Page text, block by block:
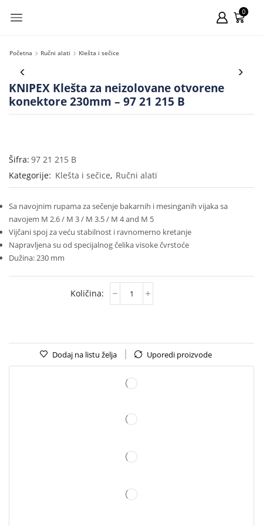
0
Početna Ručni alati Klešta i sečice
KNIPEX Klešta za neizolovane otvorene
konektore 230mm – 97 21 215 B
Šifra: 97 21 215 B
Kategorije: Klešta i sečice, Ručni alati
Sa navojnim rupama za sečenje bakarnih i mesinganih vijaka sa
navojem M 2.6 / M 3 / M 3.5 / M 4 and M 5
Vijčani spoj za veću stabilnost i ravnomerno kretanje
Napravljena su od specijalnog čelika visoke čvrstoće
Dužina: 230 mm
Dodaj na listu želja Uporedi proizvode